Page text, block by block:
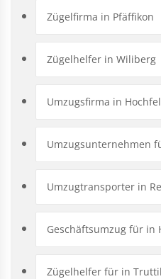
Zügelfirma in Pfäffikon
Zügelhelfer in Wiliberg
Umzugsfirma in
Umzugsunternehmen
Umzugtransporter in
Geschäftsumzug für in
Zügelhelfer für in